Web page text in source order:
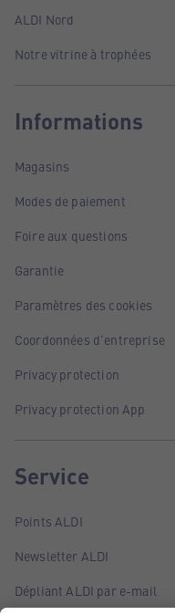
ALDI Nord
Notre vitrine à trophées
Informations
Magasins
Modes de paiement
Foire aux questions
Garantie
Paramètres des cookies
Coordonnées d'entreprise
Privacy protection
Privacy protection App
Service
Points ALDI
Newsletter ALDI
Dépliant ALDI par e-mail